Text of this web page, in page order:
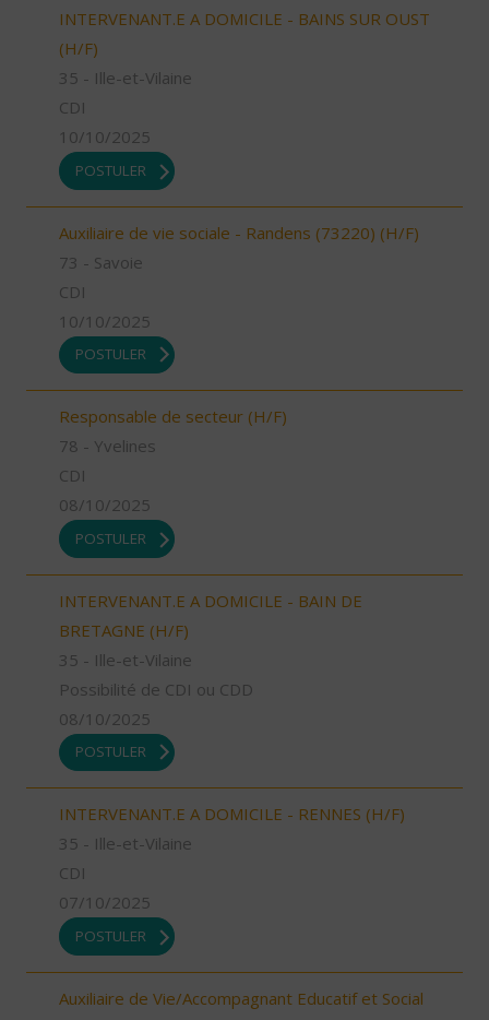
INTERVENANT.E A DOMICILE - BAINS SUR OUST
(H/F)
35 - Ille-et-Vilaine
CDI
10/10/2025
POSTULER
Auxiliaire de vie sociale - Randens (73220) (H/F)
73 - Savoie
CDI
10/10/2025
POSTULER
Responsable de secteur (H/F)
78 - Yvelines
CDI
08/10/2025
POSTULER
INTERVENANT.E A DOMICILE - BAIN DE
BRETAGNE (H/F)
35 - Ille-et-Vilaine
Possibilité de CDI ou CDD
08/10/2025
POSTULER
INTERVENANT.E A DOMICILE - RENNES (H/F)
35 - Ille-et-Vilaine
CDI
07/10/2025
POSTULER
Auxiliaire de Vie/Accompagnant Educatif et Social